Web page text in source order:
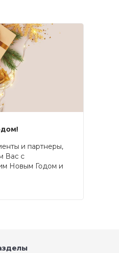
и партнеры,
Вас с
Новым Годом и